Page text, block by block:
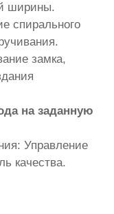
ширины.
спирального
замка,
на заданную
Управление
качества.